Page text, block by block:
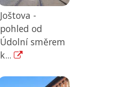
Joštova -
pohled od
Údolní směrem
k...